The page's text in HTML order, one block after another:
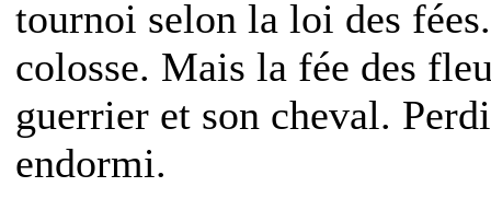
tournoi selon la loi des
colosse. Mais la fée des
guerrier et son cheval.
endormi.